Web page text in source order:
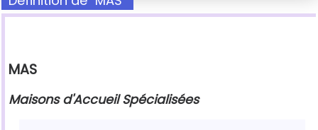
MAS
Maisons d'Accueil Spécialisées